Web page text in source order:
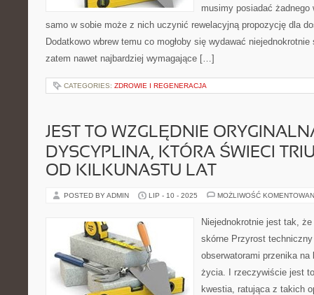
musimy posiadać
samo w sobie może z nich uczynić rewelacyjną propozycję dla
Dodatkowo wbrew temu co mogłoby się wydawać
zatem nawet najbardziej wymagające […]
CATEGORIES: ZDROWIE I REGENERACJA
JEST TO WZGLĘDNIE
DYSCYPLINA, KTÓRA ŚWIECI
OD KILKUNASTU LAT
POSTED BY ADMIN LIP - 10 - 2025 MOŻLIWOŚĆ
Niejednokrotnie jest tak,
skórne Przyrost
obserwatorami przenika na
życia. I rzeczywiście jest
kwestia, ratująca z takich